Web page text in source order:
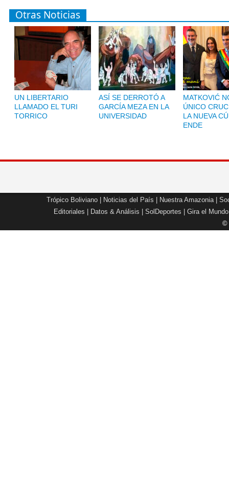
Otras Noticias
UN LIBERTARIO
LLAMADO EL TURI
TORRICO
ASÍ SE DERROTÓ A
GARCÍA MEZA EN LA
UNIVERSIDAD
MATKOVIĆ
ÚNICO
LA NUEVA
ENDE
Trópico Boliviano Noticias del País Nuestra Amazonia|
Editoriales
Datos & Análisis SolDeportes Gira el Mundo
©